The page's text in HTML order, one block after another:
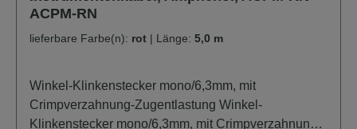
ACPM-RN
lieferbare Farbe(n): rot | Länge: 5,0 m
Winkel-Klinkenstecker mono/6,3mm, mit
Crimpverzahnung-Zugentlastung Winkel-
Klinkenstecker mono/6,3mm, mit Crimpverzahnung-